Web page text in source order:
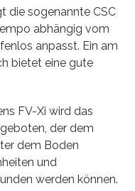
die sogenannte CSC
abhängig vom
anpasst. Ein am
bietet eine gute
FV-Xi wird das
der dem
dem Boden
und
werden können.